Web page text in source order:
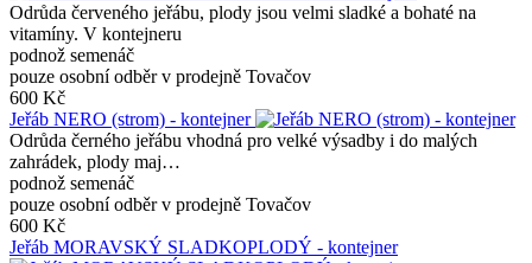
Odrůda červeného jeřábu, plody jsou velmi sladké a bohaté na
vitamíny. V kontejneru
podnož semenáč
pouze osobní odběr v prodejně Tovačov
600 Kč
Jeřáb NERO (strom) - kontejner
Odrůda černého jeřábu vhodná pro velké výsadby i do malých
zahrádek, plody maj…
podnož semenáč
pouze osobní odběr v prodejně Tovačov
600 Kč
Jeřáb MORAVSKÝ SLADKOPLODÝ - kontejner